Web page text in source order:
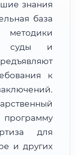
Дистанционно
ФИС ФРДО
знания
база
а суды и
к
программу
для
и других